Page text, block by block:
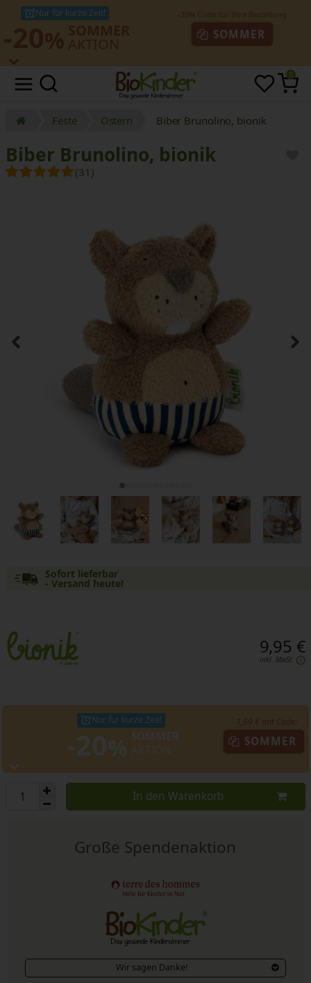
Nur für kurze Zeit!
SOMMER
0
Feste Ostern Biber Brunolino, bionik
Biber Brunolino, bionik
(31)
Sofort lieferbar
- Versand heute!
9,95 €
inkl. MwSt.
Nur für kurze Zeit!
SOMMER
In den Warenkorb
Große Spendenaktion
Wir sagen Danke!